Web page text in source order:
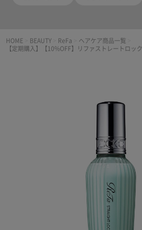
HOME BEAUTY ReFa ヘアケア商品一覧
【定期購入】【10%OFF】リファストレートロック